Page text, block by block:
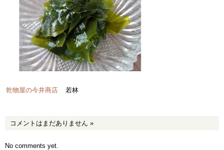
乾物屋の今井商店 若林
コメントはまだありません »
No comments yet.